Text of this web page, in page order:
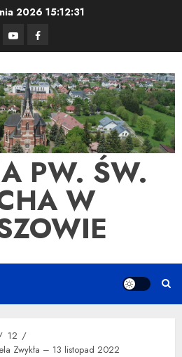
2026 15:12:31
YouTubeFacebook
PW. ŚW.
W
12
Zwykła – 13 listopad 2022